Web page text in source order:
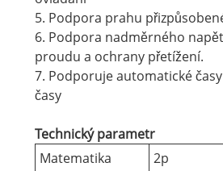
5. Podpora prahu
6. Podpora nadměrného
proudu a ochrany přetížení.
7. Podporuje automatické
časy
Technický parametr
Matematika
2p